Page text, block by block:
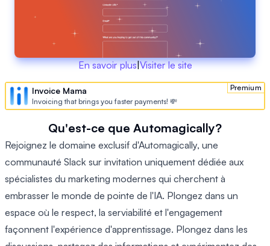
En savoir plus|Visiter le site
Premium
Invoice Mama
Invoicing that brings you faster payments! 💸
Qu'est-ce que Automagically?
Rejoignez le domaine exclusif d'Automagically, une
communauté Slack sur invitation uniquement dédiée aux
spécialistes du marketing modernes qui cherchent à
embrasser le monde de pointe de l'IA. Plongez dans un
espace où le respect, la serviabilité et l'engagement
façonnent l'expérience d'apprentissage. Plongez dans les